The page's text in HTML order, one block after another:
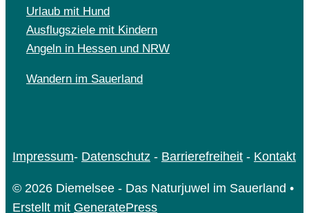
Urlaub mit Hund
Ausflugsziele mit Kindern
Angeln in Hessen und NRW
Wandern im Sauerland
Impressum- Datenschutz - Barrierefreiheit - Kontakt
© 2026 Diemelsee - Das Naturjuwel im Sauerland •
Erstellt mit GeneratePress